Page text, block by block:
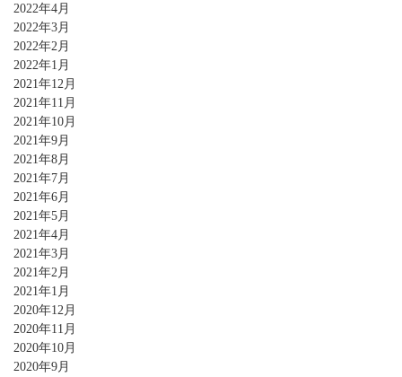
2022年4月
2022年3月
2022年2月
2022年1月
2021年12月
2021年11月
2021年10月
2021年9月
2021年8月
2021年7月
2021年6月
2021年5月
2021年4月
2021年3月
2021年2月
2021年1月
2020年12月
2020年11月
2020年10月
2020年9月